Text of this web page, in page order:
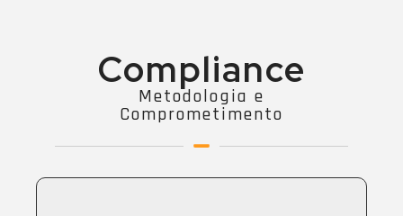
Compliance
Metodologia e
Comprometimento